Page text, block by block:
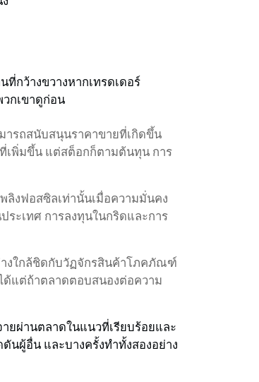
กว้างขวางหากเทรดเดอร์
วกเขาดูก่อน
ารถสนับสนุนราคาขายที่เกิดขึ้น
ที่เพิ่มขึ้น แต่สต็อกก็ตามต้นทุน การ
พลิงฟอสซิลเท่านั้นเมื่อความมั่นคง
ะเทศ การลงทุนในกริดและการ
างใกล้ชิดกับวัฏจักรสินค้าโภคภัณฑ์
ด้แต่ถ้าตลาดตอบสนองต่อความ
ยผ่านตลาดในแนวที่เรียบร้อยและ
นผู้อื่น และบางครั้งทำทั้งสองอย่าง